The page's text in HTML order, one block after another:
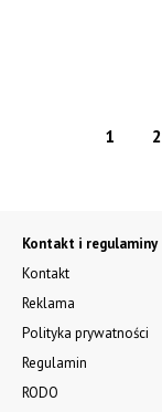
1 2
Kontakt i regulaminy
Kontakt
Reklama
Polityka prywatności
Regulamin
RODO